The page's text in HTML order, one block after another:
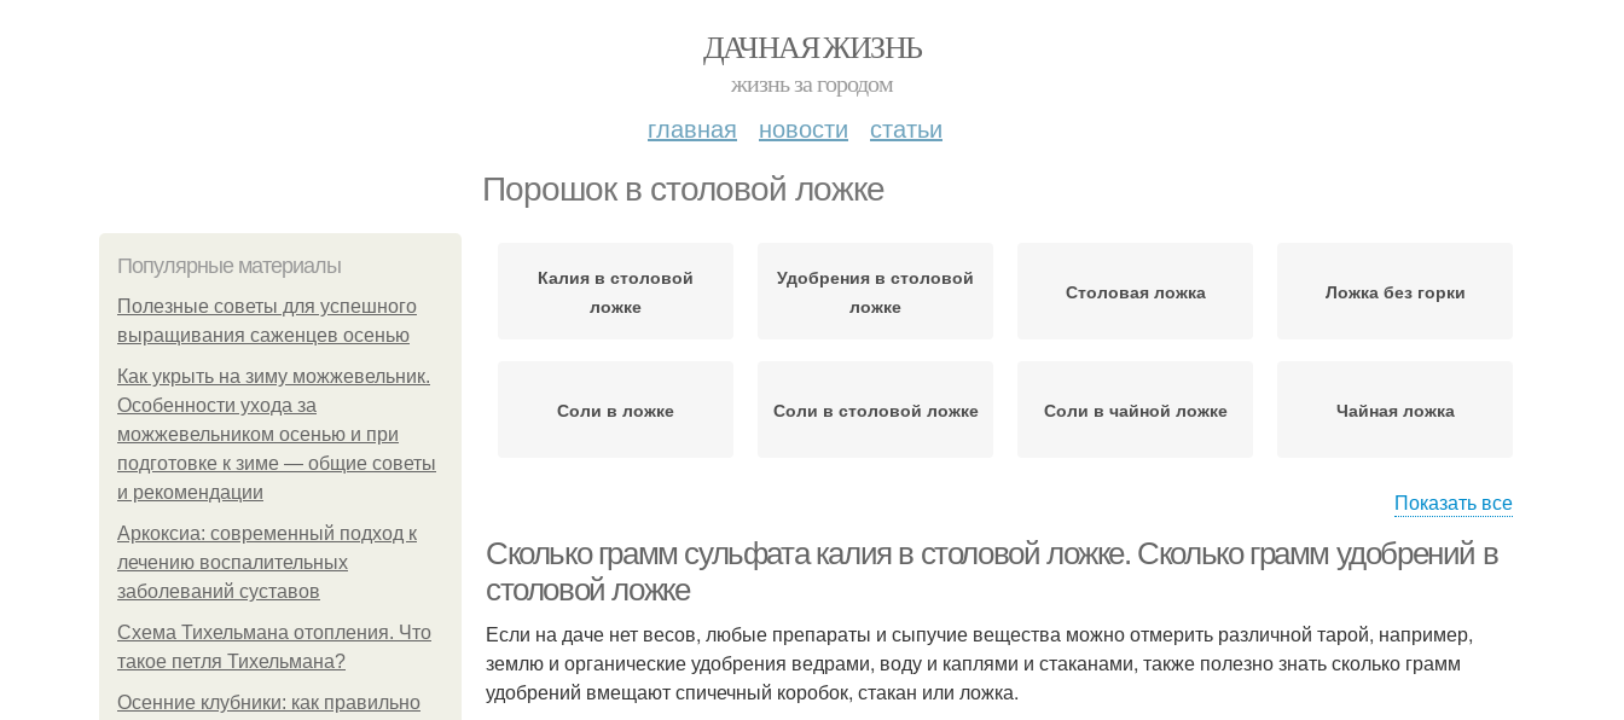
ДАЧНАЯ ЖИЗНЬ
жизнь за городом
главная новости статьи
Порошок в столовой ложке
Популярные материалы
Полезные советы для успешного
выращивания саженцев осенью
Как укрыть на зиму можжевельник.
Особенности ухода за
можжевельником осенью и при
подготовке к зиме — общие советы
и рекомендации
Аркоксиа: современный подход к
лечению воспалительных
заболеваний суставов
Схема Тихельмана отопления. Что
такое петля Тихельмана?
Осенние клубники: как правильно
Калия в столовой
ложке
Удобрения в столовой
ложке
Столовая ложка Ложка без горки
Соли в ложке Соли в столовой ложке Соли в чайной ложке Чайная ложка
ложке
ложке
Грамм в ложке
Показать все
Сколько грамм сульфата калия в столовой ложке. Сколько грамм удобрений в
столовой ложке
Если на даче нет весов, любые препараты и сыпучие вещества можно отмерить различной тарой, например,
землю и органические удобрения ведрами, воду и каплями и стаканами, также полезно знать сколько грамм
удобрений вмещают спичечный коробок, стакан или ложка.